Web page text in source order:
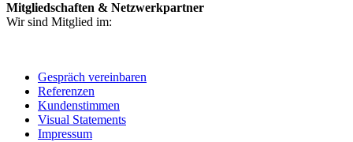
Mitgliedschaften & Netzwerkpartner
Wir sind Mitglied im:
Gespräch vereinbaren
Referenzen
Kundenstimmen
Visual Statements
Impressum